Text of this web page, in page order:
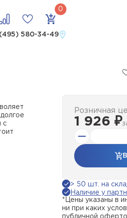
580-34-49
с
Розничная
1 926 ₽
> 50 шт. на
Наличие у
*Цены указаны в
ни при каких
публичной